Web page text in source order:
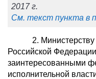
2017 г.
См. текст пункта в
2.
Российской
заинтересованными
исполнительной